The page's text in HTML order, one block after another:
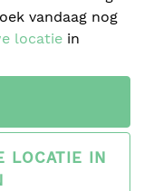
vandaag nog
locatie in
LOCATIE IN